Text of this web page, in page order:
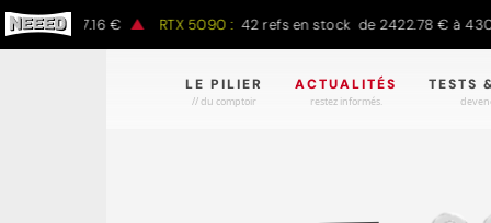
1497.16 € RTX 5090 : 42 refs en stock de 2422.78 € à 4301.97
LE PILIER
// du comptoir
ACTUALITÉS
restez informés.
TESTS